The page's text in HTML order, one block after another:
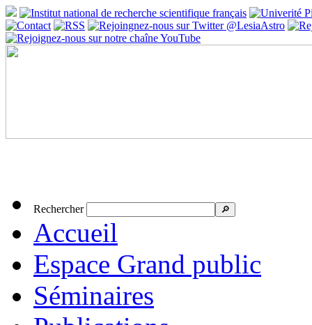
Rechercher 🔎
Accueil
Espace Grand public
Séminaires